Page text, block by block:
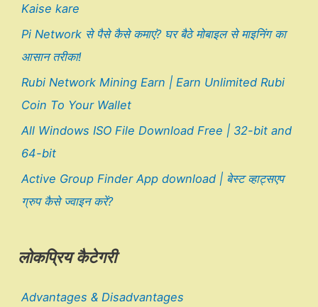
Kaise kare
Pi Network से पैसे कैसे कमाएं? घर बैठे मोबाइल से माइनिंग का
आसान तरीका!
Rubi Network Mining Earn | Earn Unlimited Rubi
Coin To Your Wallet
All Windows ISO File Download Free | 32-bit and
64-bit
Active Group Finder App download | बेस्ट व्हाट्सएप
ग्रुप कैसे ज्वाइन करें?
लोकप्रिय कैटेगरी
Advantages & Disadvantages